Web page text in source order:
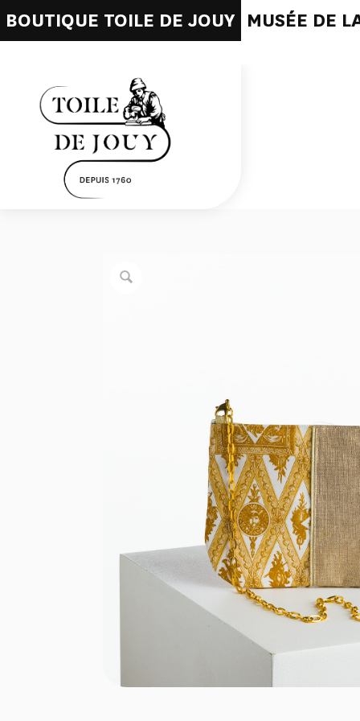
BOUTIQUE TOILE DE JOUY MUSÉE DE